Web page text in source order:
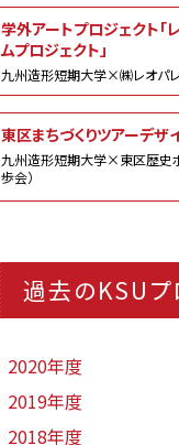
学外アートプロジェクト「
ムプロジェクト」
九州造形短期大学×㈱レオパ
東区まちづくりツアーデザ
九州造形短期大学×東区歴史ボ
歩会）
過去のKSUプ
2020年度
2019年度
2018年度